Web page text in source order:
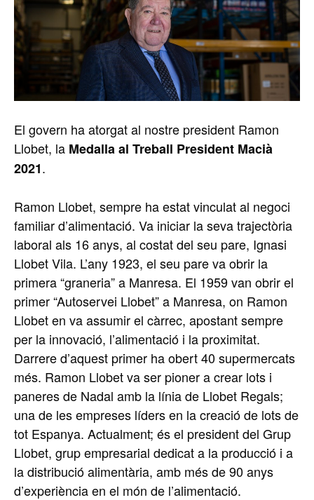
El govern ha atorgat al nostre president Ramon
Llobet, la Medalla al Treball President Macià
2021.
Ramon Llobet, sempre ha estat vinculat al negoci
familiar d’alimentació. Va iniciar la seva trajectòria
laboral als 16 anys, al costat del seu pare, Ignasi
Llobet Vila. L’any 1923, el seu pare va obrir la
primera “graneria” a Manresa. El 1959 van obrir el
primer “Autoservei Llobet” a Manresa, on Ramon
Llobet en va assumir el càrrec, apostant sempre
per la innovació, l’alimentació i la proximitat.
Darrere d’aquest primer ha obert 40 supermercats
més. Ramon Llobet va ser pioner a crear lots i
paneres de Nadal amb la línia de Llobet Regals;
una de les empreses líders en la creació de lots de
tot Espanya. Actualment; és el president del Grup
Llobet, grup empresarial dedicat a la producció i a
la distribució alimentària, amb més de 90 anys
d’experiència en el món de l’alimentació.